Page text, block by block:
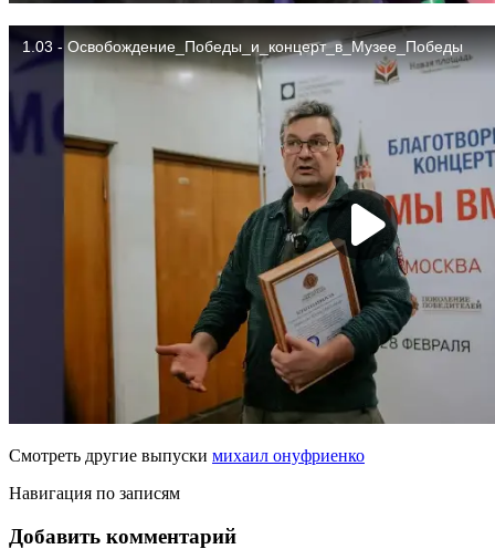
Смотреть другие выпуски михаил онуфриенко
Навигация по записям
Добавить комментарий